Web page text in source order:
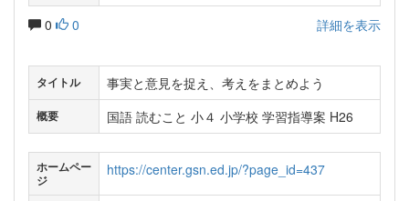
0 0 詳細を表示
タイトル 事実と意見を捉え、考えをまとめよう
概要 国語 読むこと 小４ 小学校 学習指導案 H26
ホームペー
ジ
https://center.gsn.ed.jp/?page_id=437